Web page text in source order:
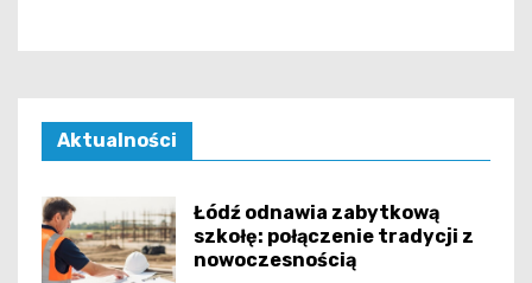
Aktualności
Łódź odnawia zabytkową
szkołę: połączenie tradycji z
nowoczesnością